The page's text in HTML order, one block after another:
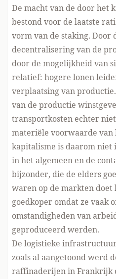
De macht van de door het
bestond voor de laatste
vorm van de staking. Door
decentralisering van de
door de mogelijkheid van
relatief: hogere lonen
verplaatsing van
van de productie
transportkosten echter
materiële voorwaarde van
kapitalisme is daarom niet
in het algemeen en de
bijzonder, die de elders
waren op de markten doet
goedkoper omdat ze vaak
omstandigheden van
geproduceerd werden.
De logistieke
zoals al aangetoond werd
raffinaderijen in Frankrijk